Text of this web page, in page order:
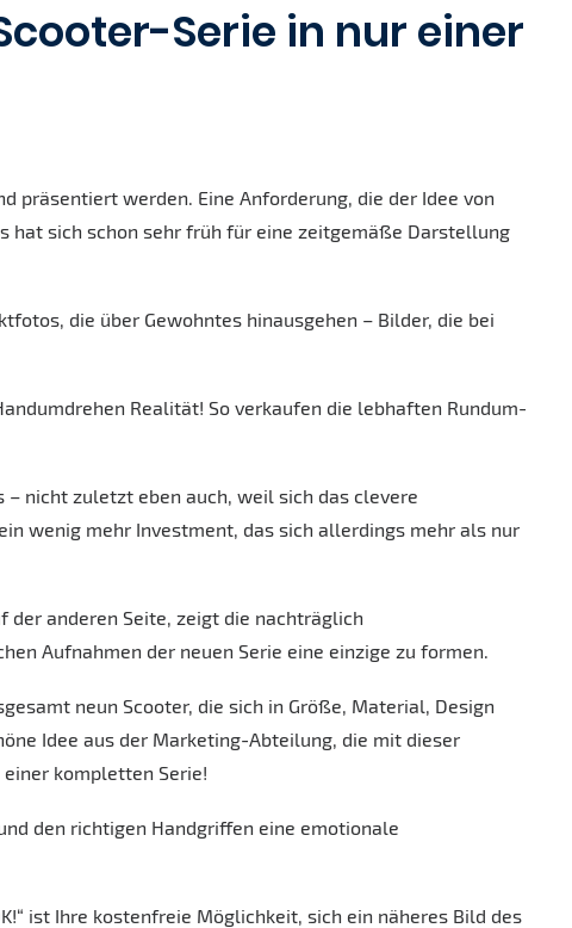
Serie in nur einer
präsentiert werden. Eine Anforderung, die der Idee von
hat sich schon sehr früh für eine zeitgemäße Darstellung
die über Gewohntes hinausgehen – Bilder, die bei
Realität! So verkaufen die lebhaften Rundum-
nicht zuletzt eben auch, weil sich das clevere
wenig mehr Investment, das sich allerdings mehr als nur
der anderen Seite, zeigt die nachträglich
Aufnahmen der neuen Serie eine einzige zu formen.
neun Scooter, die sich in Größe, Material, Design
Idee aus der Marketing-Abteilung, die mit dieser
kompletten Serie!
den richtigen Handgriffen eine emotionale
ist Ihre kostenfreie Möglichkeit, sich ein näheres Bild des